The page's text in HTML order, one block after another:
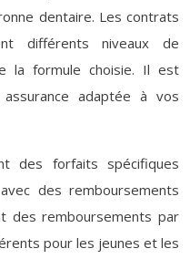
dentaire. Les contrats
différents niveaux de
la formule choisie. Il est
adaptée à vos
des forfaits spécifiques
des remboursements
des remboursements par
pour les jeunes et les